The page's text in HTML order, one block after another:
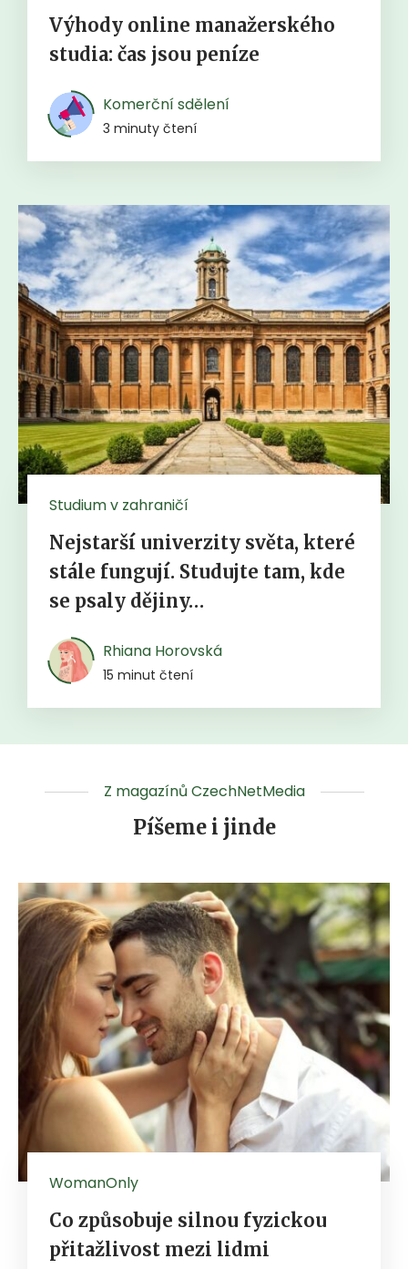
Výhody online manažerského
studia: čas jsou peníze
Komerční sdělení
3 minuty čtení
Studium v zahraničí
Nejstarší univerzity světa, které
stále fungují. Studujte tam, kde
se psaly dějiny…
Rhiana Horovská
15 minut čtení
Z magazínů CzechNetMedia
Píšeme i jinde
WomanOnly
Co způsobuje silnou fyzickou
přitažlivost mezi lidmi